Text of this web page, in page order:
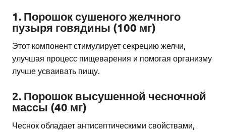
1. Порошок сушеного желчного
пузыря говядины (100 мг)
Этот компонент стимулирует секрецию желчи,
улучшая процесс пищеварения и помогая организму
лучше усваивать пищу.
2. Порошок высушенной чесночной
массы (40 мг)
Чеснок обладает антисептическими свойствами,